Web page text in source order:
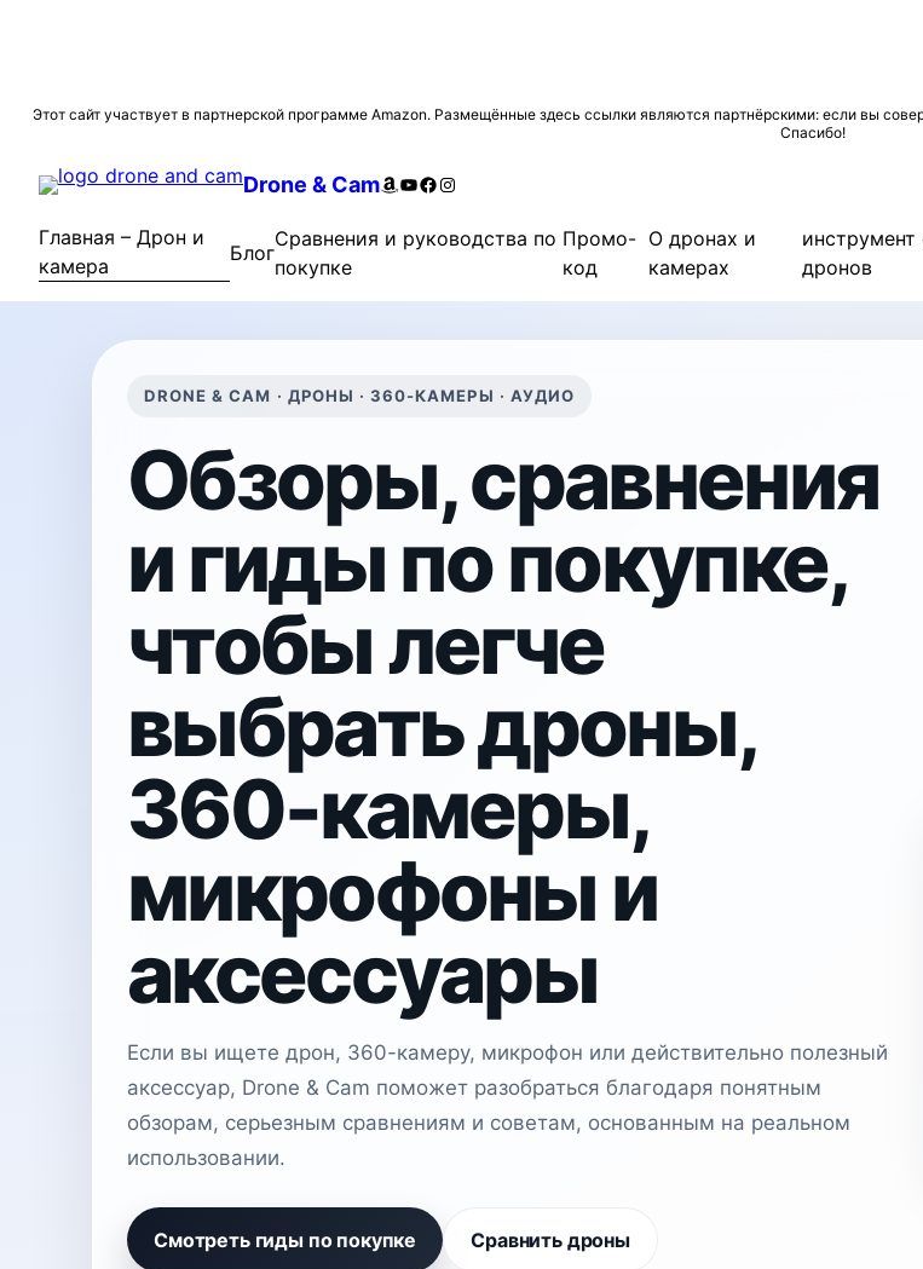
Перейти
содержимому
Этот сайт участвует в партнерской программе Amazon. Размещённые здесь ссылки являются партнёрскими: если вы
Спасибо!
Drone & CamAmazon
YouTube
Facebook
Instagram
Главная – Дрон и
камера
Блог
Сравнения и руководства по
покупке
Промо-
код
О дронах и
камерах
инструмент
дронов
DRONE & CAM · ДРОНЫ · 360-КАМЕРЫ · АУДИО
Обзоры, сравнения
и гиды по покупке,
чтобы легче
выбрать дроны,
360-камеры,
микрофоны и
аксессуары
Если вы ищете дрон, 360-камеру, микрофон или действительно полезный
аксессуар, Drone & Cam поможет разобраться благодаря понятным
обзорам, серьезным сравнениям и советам, основанным на реальном
использовании.
Смотреть гиды по покупке Сравнить дроны